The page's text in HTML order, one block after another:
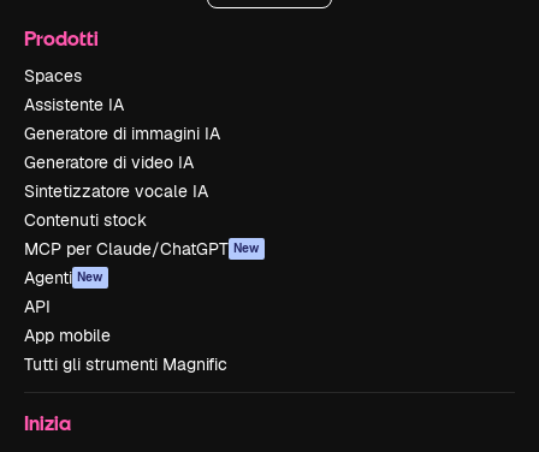
Prodotti
Spaces
Assistente IA
Generatore di immagini IA
Generatore di video IA
Sintetizzatore vocale IA
Contenuti stock
MCP per Claude/ChatGPT New
Agenti New
API
App mobile
Tutti gli strumenti Magnific
Inizia